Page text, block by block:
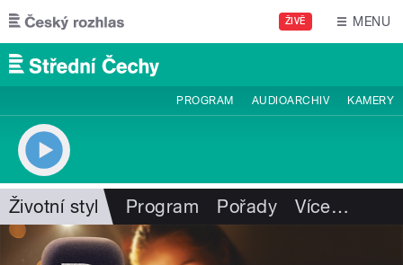
Přejít k hlavnímu obsahu
ŽIVĚ MENU
PROGRAM AUDIOARCHIV KAMERY
Životní styl Program Pořady Více…